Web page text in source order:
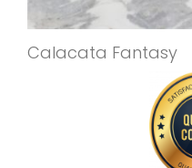
Calacata Fantasy